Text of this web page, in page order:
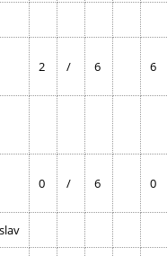
2 / 6 6
0 / 6 0